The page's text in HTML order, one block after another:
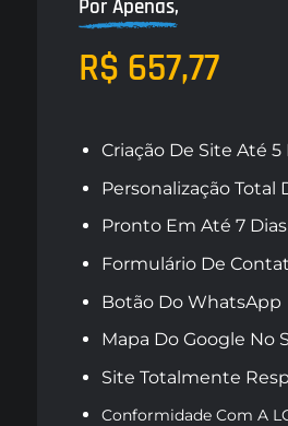
Por Apenas,
R$ 657,77
Criação De Site Até 5
Personalização Total
Pronto Em Até 7 Dias
Formulário De
Botão Do WhatsApp
Mapa Do Google No
Site Totalmente
Conformidade Com A